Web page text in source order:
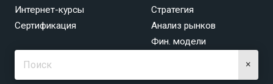
Интернет-курсы
Сертификация
Стратегия
Анализ рынков
Фин. модели
×